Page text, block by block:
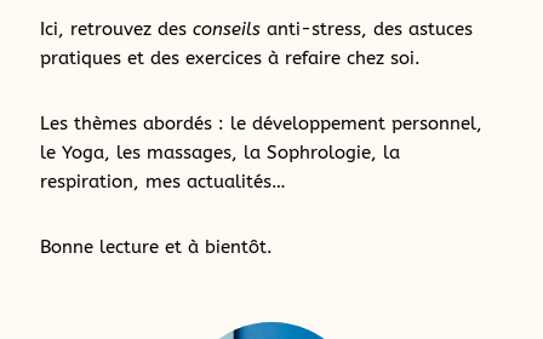
Ici, retrouvez desconseils anti-stress, des astuces
pratiques et des exercices à refaire chez soi.
Les thèmes abordés : le développement personnel,
le Yoga, les massages, la Sophrologie, la
respiration, mes actualités…
Bonne lecture et à bientôt.